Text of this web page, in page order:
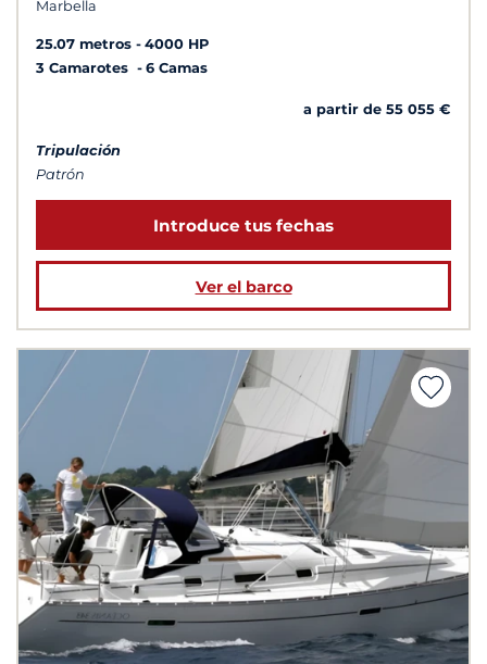
Marbella
25.07 metros
4000 HP
3 Camarotes
6 Camas
a partir de 55 055 €
Tripulación
Patrón
Introduce tus fechas
Ver el barco